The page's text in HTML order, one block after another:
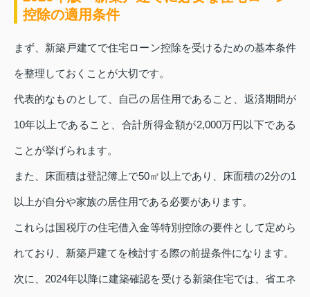
控除の適用条件
まず、新築戸建てで住宅ローン控除を受けるための基本条件
を整理しておくことが大切です。
代表的なものとして、自己の居住用であること、返済期間が
10年以上であること、合計所得金額が2,000万円以下である
ことが挙げられます。
また、床面積は登記簿上で50㎡以上であり、床面積の2分の1
以上が自分や家族の居住用である必要があります。
これらは国税庁の住宅借入金等特別控除の要件として定めら
れており、新築戸建てを検討する際の前提条件になります。
次に、2024年以降に建築確認を受ける新築住宅では、省エネ